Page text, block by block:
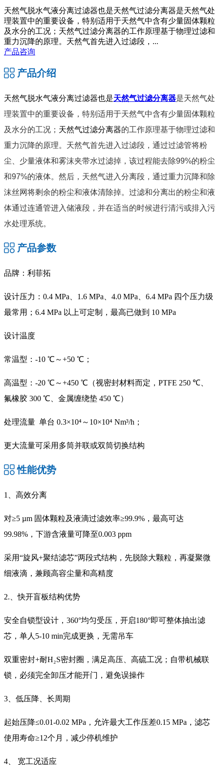
天然气脱水气液分离过滤器也是天然气过滤分离器是天然气处
理装置中的重要设备，特别适用于天然气中含有少量固体颗粒
及水分的工况；天然气过滤分离器的工作原理基于物理过滤和
重力沉降的原理。天然气首先进入过滤段，...
产品咨询
产品介绍
天然气脱水气液分离过滤器也是天然气过滤分离器是天然气处
理装置中的重要设备，特别适用于天然气中含有少量固体颗粒
及水分的工况； 天然气过滤分离器的工作原理基于物理过滤和
重力沉降的原理。天然气首先进入过滤段，通过过滤管将粉
尘、少量液体和雾沫夹带水过滤掉，该过程能去除99%的粉尘
和97%的液体。然后，天然气进入分离段，通过重力沉降和除
沫丝网将剩余的粉尘和液体清除掉。过滤和分离出的粉尘和液
体通过连通管进入储液段，并在适当的时候进行清污或排入污
水处理系统。
产品参数
品牌：利菲拓
设计压力：0.4 MPa、1.6 MPa、4.0 MPa、6.4 MPa 四个压力级
最常用；6.4 MPa 以上可定制，最高已做到 10 MPa
设计温度
常温型：-10 ℃～+50 ℃；
高温型：-20 ℃～+450 ℃（视密封材料而定，PTFE 250 ℃、
氟橡胶 300 ℃、金属缠绕垫 450 ℃）
处理流量 单台 0.3×10⁴～10×10⁴ Nm³/h；
更大流量可采用多筒并联或双筒切换结构
性能优势
1、高效分离
对≥5 µm 固体颗粒及液滴过滤效率≥99.9%，最高可达
99.98%，下游含液量可降至0.003 ppm
采用“旋风+聚结滤芯”两段式结构，先脱除大颗粒，再凝聚微
细液滴，兼顾高容尘量和高精度
2.、快开盲板结构优势
安全自锁型设计，360°均匀受压，开启180°即可整体抽出滤
芯，单人5-10 min完成更换，无需吊车
双重密封+耐H₂S密封圈，满足高压、高硫工况；自带机械联
锁，必须完全卸压才能开门，避免误操作
3、低压降、长周期
起始压降≤0.01-0.02 MPa，允许最大工作压差0.15 MPa，滤芯
使用寿命≥12个月，减少停机维护
4、 宽工况适应